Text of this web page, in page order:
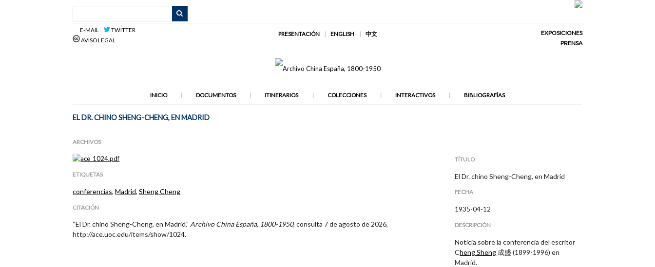
E-MAIL
TWITTER
AVISO LEGAL
PRESENTACIÓN ENGLISH 中文
EXPOSICIONES
PRENSA
INICIO DOCUMENTOS ITINERARIOS COLECCIONES INTERACTIVOS BIBLIOGRAFÍAS
EL DR. CHINO SHENG-CHENG, EN MADRID
ARCHIVOS
ETIQUETAS
conferencias,Madrid,Sheng Cheng
CITACIÓN
“El Dr. chino Sheng-Cheng, en Madrid,”Archivo China España, 1800-1950, consulta 7 de agosto de 2026,
http://ace.uoc.edu/items/show/1024.
TÍTULO
El Dr. chino Sheng-Cheng, en Madrid
FECHA
1935-04-12
DESCRIPCIÓN
Noticia sobre la conferencia del escritor
Cheng Sheng 成盛 (1899-1996)en
Madrid.